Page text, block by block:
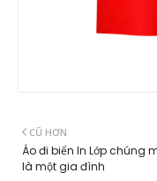
CŨ HƠN
Áo đi biển In Lớp chúng
là một gia đình